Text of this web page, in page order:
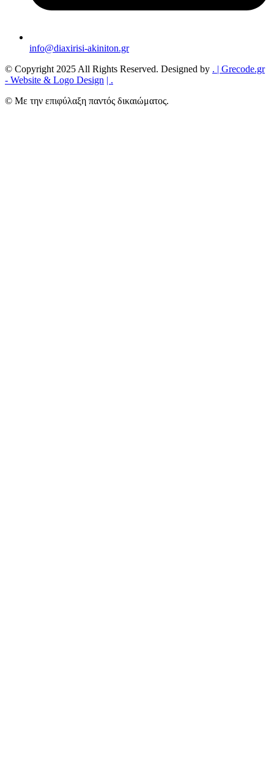
info@diaxirisi-akiniton.gr
© Copyright 2025 All Rights Reserved. Designed by . | Grecode.gr
- Website & Logo Design | .
© Με την επιφύλαξη παντός δικαιώματος.